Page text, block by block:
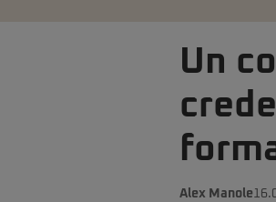
Un
Alex Manole